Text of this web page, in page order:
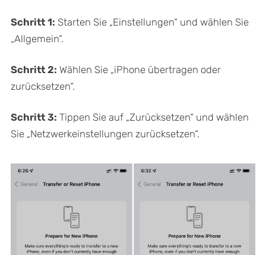
Schritt 1: Starten Sie „Einstellungen“ und wählen Sie
„Allgemein“.
Schritt 2: Wählen Sie „iPhone übertragen oder
zurücksetzen“.
Schritt 3: Tippen Sie auf „Zurücksetzen“ und wählen
Sie „Netzwerkeinstellungen zurücksetzen“.